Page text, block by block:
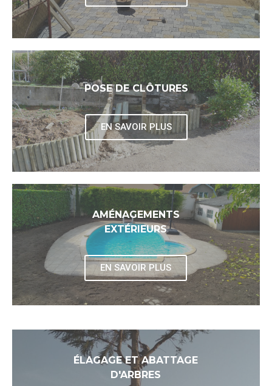
POSE DE CLÔTURES
EN SAVOIR PLUS
AMÉNAGEMENTS
EXTÉRIEURS
EN SAVOIR PLUS
ÉLAGAGE ET ABATTAGE
D'ARBRES